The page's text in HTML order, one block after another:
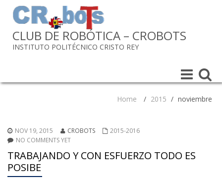
CLUB DE ROBÓTICA – CROBOTS
INSTITUTO POLITÉCNICO CRISTO REY
Toggle
Toggle
navigation
Home
/ 2015 / noviembre
NOV 19, 2015 CROBOTS
2015-2016
NO COMMENTS YET
TRABAJANDO Y CON ESFUERZO TODO ES
POSIBE